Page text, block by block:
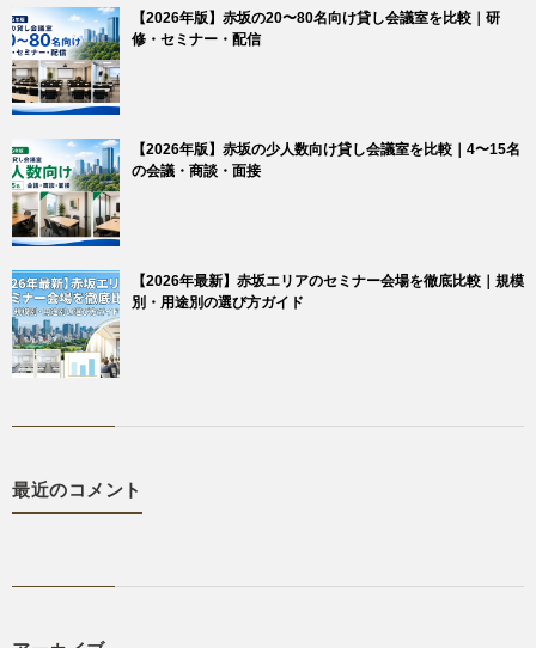
【2026年版】赤坂の20〜80名向け貸し会議室を比較｜研
修・セミナー・配信
【2026年版】赤坂の少人数向け貸し会議室を比較｜4〜15名
の会議・商談・面接
【2026年最新】赤坂エリアのセミナー会場を徹底比較｜規模
別・用途別の選び方ガイド
最近のコメント